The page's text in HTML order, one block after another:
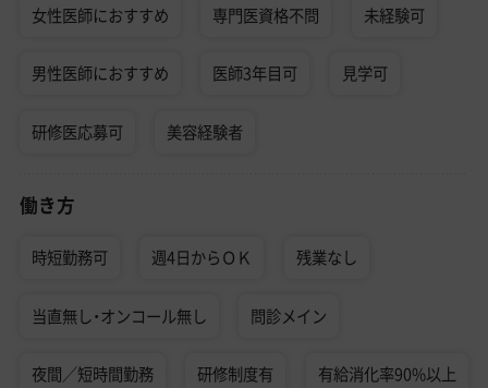
女性医師におすすめ 専門医資格不問 未経験可
男性医師におすすめ 医師3年目可 見学可
研修医応募可 美容経験者
働き方
時短勤務可 週4日からＯＫ 残業なし
当直無し・オンコール無し 問診メイン
夜間／短時間勤務 研修制度有 有給消化率90%以上